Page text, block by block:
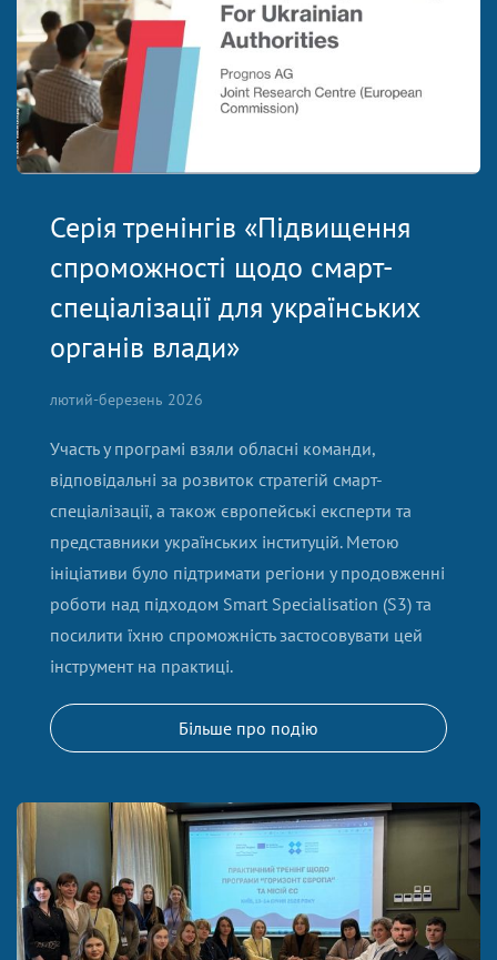
Серія тренінгів «Підвищення
спроможності щодо смарт-
спеціалізації для українських
органів влади»
лютий-березень 2026
Участь у програмі взяли обласні команди,
відповідальні за розвиток стратегій смарт-
спеціалізації, а також європейські експерти та
представники українських інституцій. Метою
ініціативи було підтримати регіони у продовженні
роботи над підходом Smart Specialisation (S3) та
посилити їхню спроможність застосовувати цей
інструмент на практиці.
Більше про подію